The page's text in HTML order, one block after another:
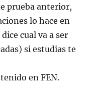
prueba anterior,
lo hace en
cual va a ser
si estudias te
en FEN.